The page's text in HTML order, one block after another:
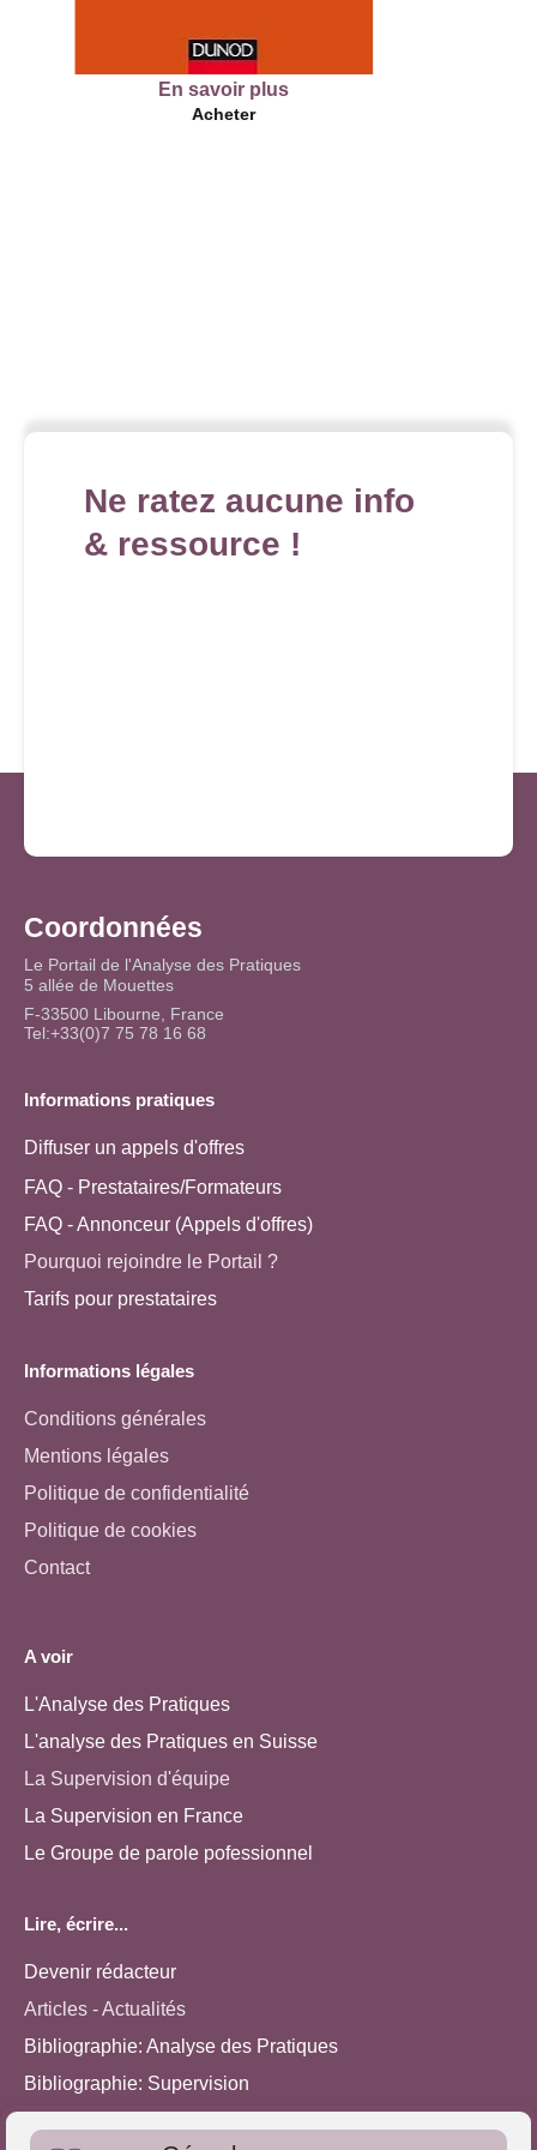
Ne ratez aucune info
& ressource !
Coordonnées
Le Portail de l'Analyse des Pratiques
5 allée de Mouettes
F-33500 Libourne, France
Tel:+33(0)7 75 78 16 68
Informations pratiques
Diffuser un appels d'offres
FAQ - Prestataires/Formateurs
FAQ - Annonceur (Appels d'offres)
Pourquoi rejoindre le Portail ?
Tarifs pour prestataires
Informations légales
Conditions générales
Mentions légales
Politique de confidentialité
Politique de cookies
Contact
A voir
L'Analyse des Pratiques
L'analyse des Pratiques en Suisse
La Supervision d'équipe
La Supervision en France
Le Groupe de parole pofessionnel
Lire, écrire...
Devenir rédacteur
Articles - Actualités
Bibliographie: Analyse des Pratiques
Bibliographie: Supervision